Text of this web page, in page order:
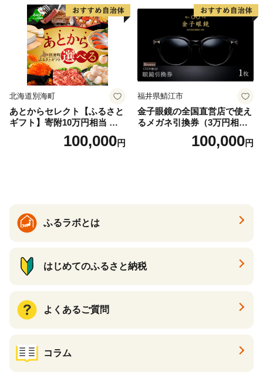
北海道別海町
あとからセレクト【ふるさと
ギフト】寄附10万円相当 あ
とから選べる！ ギフト いく
ら ほたて 海鮮 牛肉 別海町
ギフト ふるさと納税 ）
100,000円
福井県鯖江市
金子眼鏡の全国直営店で使え
るメガネ引換券（3万円相
100,000円
ふるラボとは
はじめてのふるさと納税
よくあるご質問
コラム